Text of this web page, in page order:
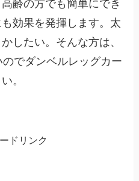
齢の方でも簡単にでき
効果を発揮します。太
したい。そんな方は、
でダンベルレッグカー
。
ドリンク